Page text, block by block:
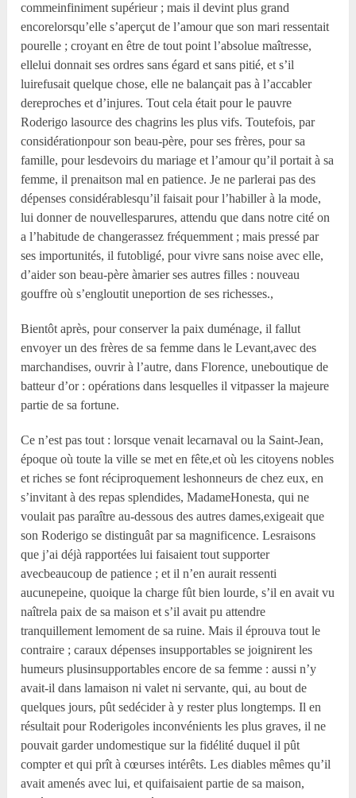
commeinfiniment supérieur ; mais il devint plus grand
encorelorsqu’elle s’aperçut de l’amour que son mari ressentait
pourelle ; croyant en être de tout point l’absolue maîtresse,
ellelui donnait ses ordres sans égard et sans pitié, et s’il
luirefusait quelque chose, elle ne balançait pas à l’accabler
dereproches et d’injures. Tout cela était pour le pauvre
Roderigo lasource des chagrins les plus vifs. Toutefois, par
considérationpour son beau-père, pour ses frères, pour sa
famille, pour lesdevoirs du mariage et l’amour qu’il portait à sa
femme, il prenaitson mal en patience. Je ne parlerai pas des
dépenses considérablesqu’il faisait pour l’habiller à la mode,
lui donner de nouvellesparures, attendu que dans notre cité on
a l’habitude de changerassez fréquemment ; mais pressé par
ses importunités, il futobligé, pour vivre sans noise avec elle,
d’aider son beau-père àmarier ses autres filles : nouveau
gouffre où s’engloutit uneportion de ses richesses.,
Bientôt après, pour conserver la paix duménage, il fallut
envoyer un des frères de sa femme dans le Levant,avec des
marchandises, ouvrir à l’autre, dans Florence, uneboutique de
batteur d’or : opérations dans lesquelles il vitpasser la majeure
partie de sa fortune.
Ce n’est pas tout : lorsque venait lecarnaval ou la Saint-Jean,
époque où toute la ville se met en fête,et où les citoyens nobles
et riches se font réciproquement leshonneurs de chez eux, en
s’invitant à des repas splendides, MadameHonesta, qui ne
voulait pas paraître au-dessous des autres dames,exigeait que
son Roderigo se distinguât par sa magnificence. Lesraisons
que j’ai déjà rapportées lui faisaient tout supporter
avecbeaucoup de patience ; et il n’en aurait ressenti
aucunepeine, quoique la charge fût bien lourde, s’il en avait vu
naîtrela paix de sa maison et s’il avait pu attendre
tranquillement lemoment de sa ruine. Mais il éprouva tout le
contraire ; caraux dépenses insupportables se joignirent les
humeurs plusinsupportables encore de sa femme : aussi n’y
avait-il dans lamaison ni valet ni servante, qui, au bout de
quelques jours, pût sedécider à y rester plus longtemps. Il en
résultait pour Roderigoles inconvénients les plus graves, il ne
pouvait garder undomestique sur la fidélité duquel il pût
compter et qui prît à cœurses intérêts. Les diables mêmes qu’il
avait amenés avec lui, et quifaisaient partie de sa maison,